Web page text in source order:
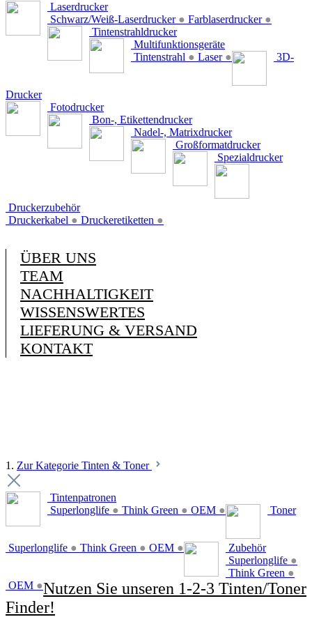
Laserdrucker
Schwarz/Weiß-Laserdrucker ● Farblaserdrucker ●
Tintenstrahldrucker
Multifunktionsgeräte
Tintenstrahl ● Laser ● 3D-
Drucker
Fotodrucker
Bon-, Etikettendrucker
Nadel-, Matrixdrucker
Großformatdrucker
Spezialdrucker
Druckerzubehör
Druckerkabel ● Druckeretiketten ●
ÜBER UNS
TEAM
NACHHALTIGKEIT
WISSENSWERTES
LIEFERUNG & VERSAND
KONTAKT
1. Zur Kategorie Tinten & Toner
Tintenpatronen
Superlonglife ● Think Green ● OEM ● Toner
Superlonglife ● Think Green ● OEM ●
Zubehör
Superlonglife ●
Think Green ●
OEM ●Nutzen Sie unseren 1-2-3 Tinten/Toner
Finder!